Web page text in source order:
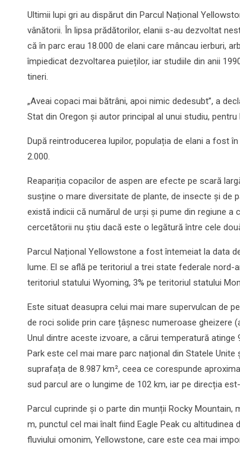
Ultimii lupi gri au dispărut din Parcul Național
vânătorii. În lipsa prădătorilor, elanii s-au dezvoltat
că în parc erau 18.000 de elani care mâncau ierburi,
împiedicat dezvoltarea puieților, iar studiile din anii
tineri.
„Aveai copaci mai bătrâni, apoi nimic dedesubt”, a
Stat din Oregon și autor principal al unui studiu, pentru
După reintroducerea lupilor, populația de elani a fost
2.000.
Reapariția copacilor de aspen are efecte pe scară
susține o mare diversitate de plante, de insecte și de
există indicii că numărul de urși și pume din regiune
cercetătorii nu știu dacă este o legătură între cele
Parcul Național Yellowstone a fost întemeiat la data
lume. El se află pe teritoriul a trei state federale nord-
teritoriul statului Wyoming, 3% pe teritoriul statului
Este situat deasupra celui mai mare supervulcan de
de roci solide prin care țâșnesc numeroase gheizere
Unul dintre aceste izvoare, a cărui temperatură atinge
Park este cel mai mare parc național din Statele Unite
suprafața de 8.987 km², ceea ce corespunde
sud parcul are o lungime de 102 km, iar pe direcția
Parcul cuprinde și o parte din munții Rocky Mountain,
m, punctul cel mai înalt fiind Eagle Peak cu altitudinea
fluviului omonim, Yellowstone, care este cea mai